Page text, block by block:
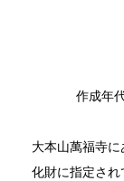
作成年
大本山萬福寺
化財に指定され